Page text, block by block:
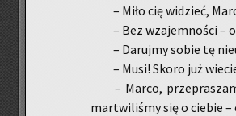
– Miło cię wi­dzieć,
– Bez wza­jem­no­ści –
– Da­ruj­my sobie tę
– Musi! Skoro już
– Marco,
mar­twi­li­śmy się o cie­bie –